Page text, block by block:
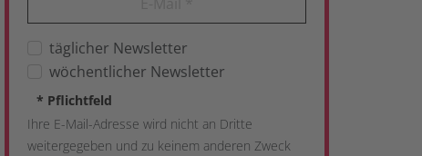
täglicher Newsletter
wöchentlicher Newsletter
* Pflichtfeld
Ihre E-Mail-Adresse wird nicht an Dritte
weitergegeben und zu keinem anderen Zweck